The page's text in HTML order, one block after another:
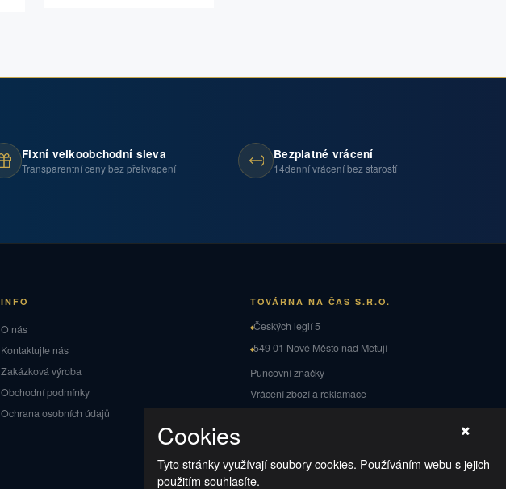
Fixní velkoobchodní sleva
Transparentní ceny bez překvapení
Bezplatné vrácení
14denní vrácení bez starostí
INFO
O nás
Kontaktujte nás
Zakázková výroba
Obchodní podmínky
Ochrana osobních údajů
TOVÁRNA NA ČAS S.R.O.
Českých legií 5
549 01 Nové Město nad Metují
Puncovní značky
Vrácení zboží a reklamace
Cookies
Tyto stránky využívají soubory cookies. Používáním webu s jejich
použitím souhlasíte.